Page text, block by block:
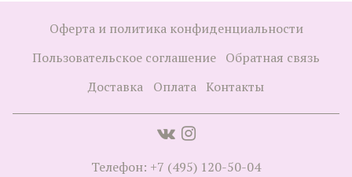
Оферта и политика конфиденциальности
Пользовательское соглашение
Обратная связь
Доставка
Оплата Контакты
Телефон: +7 (495) 120-50-04